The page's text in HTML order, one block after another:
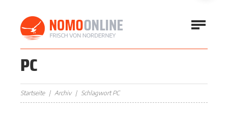
PC
Startseite Archiv Schlagwort PC